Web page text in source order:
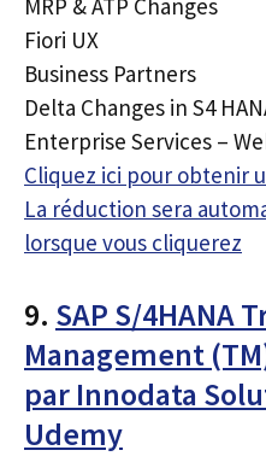
MRP & ATP Changes
Fiori UX
Business Partners
Delta Changes in S4
Enterprise Services –
Cliquez ici pour obtenir
La réduction sera
lorsque vous cliquerez
9. SAP S/4HANA
Management
par Innodata
Udemy